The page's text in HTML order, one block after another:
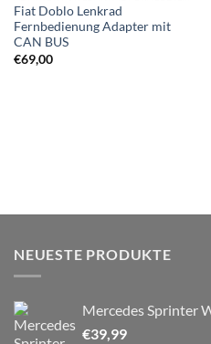
Fiat Doblo Lenkrad
Fernbedienung Adapter mit
CAN BUS
€69,00
NEUESTE PRODUKTE
Mercedes Sprinter
€39,99